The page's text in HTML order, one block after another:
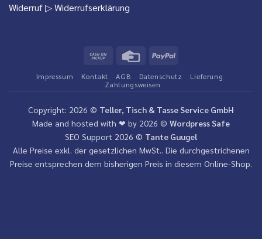
Widerruf▷ Widerrufserklärung
Cash
Pickup
Credit
PayPal
Impressum Kontakt AGB Datenschutz
Lieferung
Zahlungsweisen
Copyright: 2026 © Teller, Tisch & Tasse Service GmbH
Made and hosted with ❤ by 2026 © Wordpress Safe
SEO Support 2026 © Tante Guugel
Alle Preise exkl. der gesetzlichen MwSt.. Die durchgestrichenen
Preise entsprechen dem bisherigen Preis in diesem Online-Shop.